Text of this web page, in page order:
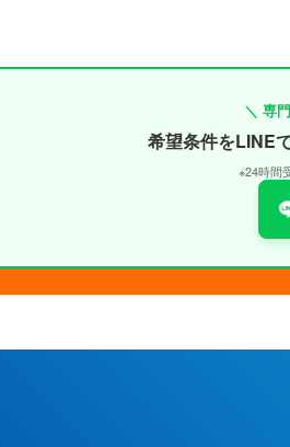
＼ 専
希望条件をLINE
※24時間